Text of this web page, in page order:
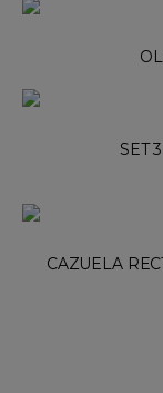
SET
CAZUELA